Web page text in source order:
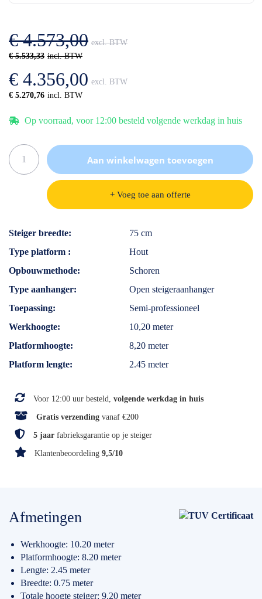
gallerij
€ 5.533,33
€ 4.573,00
€ 5.270,76
€ 4.356,00
Op voorraad, voor 12:00 besteld volgende werkdag in huis
Aan winkelwagen toevoegen
+ Voeg toe aan offerte
Specificaties
Steiger breedte
75 cm
Type platform
Hout
Opbouwmethode
Schoren
Type aanhanger
Open steigeraanhanger
Toepassing
Semi-professioneel
Werkhoogte
10,20 meter
Platformhoogte
8,20 meter
Platform lengte
2.45 meter
Voor 12:00 uur besteld, volgende werkdag in huis
Gratis verzending vanaf €200
5 jaar fabrieksgarantie op je steiger
Klantenbeoordeling 9,5/10
Afmetingen
Werkhoogte: 10.20 meter
Platformhoogte: 8.20 meter
Lengte: 2.45 meter
Breedte: 0.75 meter
Totale hoogte steiger: 9.20 meter